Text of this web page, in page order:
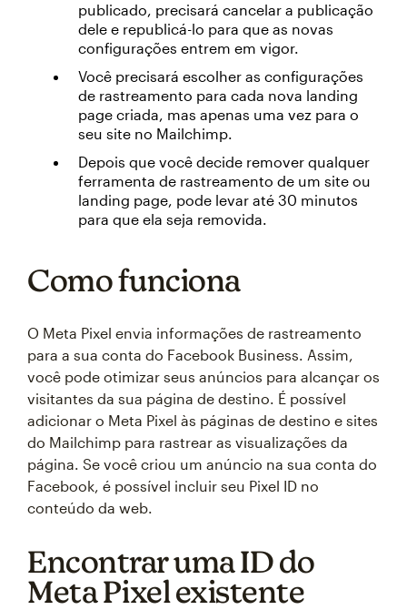
publicado, precisará cancelar a publicação
dele e republicá-lo para que as novas
configurações entrem em vigor.
Você precisará escolher as configurações
de rastreamento para cada nova landing
page criada, mas apenas uma vez para o
seu site no Mailchimp.
Depois que você decide remover qualquer
ferramenta de rastreamento de um site ou
landing page, pode levar até 30 minutos
para que ela seja removida.
Como funciona
O Meta Pixel envia informações de rastreamento
para a sua conta do Facebook Business. Assim,
você pode otimizar seus anúncios para alcançar os
visitantes da sua página de destino. É possível
adicionar o Meta Pixel às páginas de destino e sites
do Mailchimp para rastrear as visualizações da
página. Se você criou um anúncio na sua conta do
Facebook, é possível incluir seu Pixel ID no
conteúdo da web.
Encontrar uma ID do
Meta Pixel existente